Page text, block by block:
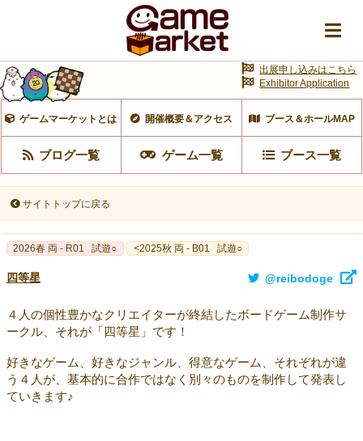
ゲームマーケットとは 開催概要＆アクセス ブース＆ホールMAP
ブログ一覧 ゲーム一覧 ブース一覧
出展申し込みはこちら
Exhibitor Application
サイトトップに戻る
2026春 両 - R01 試遊○ <2025秋 両 - B01 試遊○
四等星 @reibodoge
４人の個性豊かなクリエイターが終結したボードゲーム制作サ
ークル、それが「四等星」です！
好きなゲーム、好きなジャンル、得意なゲーム、それぞれが違
う４人が、基本的に合作ではなく別々のものを制作して発表し
ていきます♪